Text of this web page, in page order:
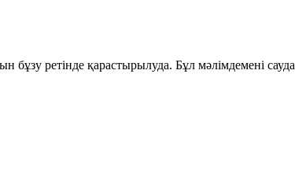
бұзу ретінде қарастырылуда. Бұл мәлімдемені сауда